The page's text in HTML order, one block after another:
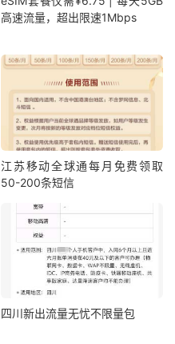
高速流量，超出限速1Mbps
江苏移动全球通每月免费领取
50-200条短信
四川新出流量无忧不限量包